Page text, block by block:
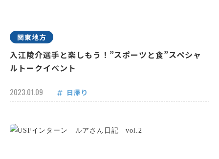
関東地方
入江陵介選手と楽しもう！”スポーツと食”スペシャ
ルトークイベント
2023.01.09 日帰り